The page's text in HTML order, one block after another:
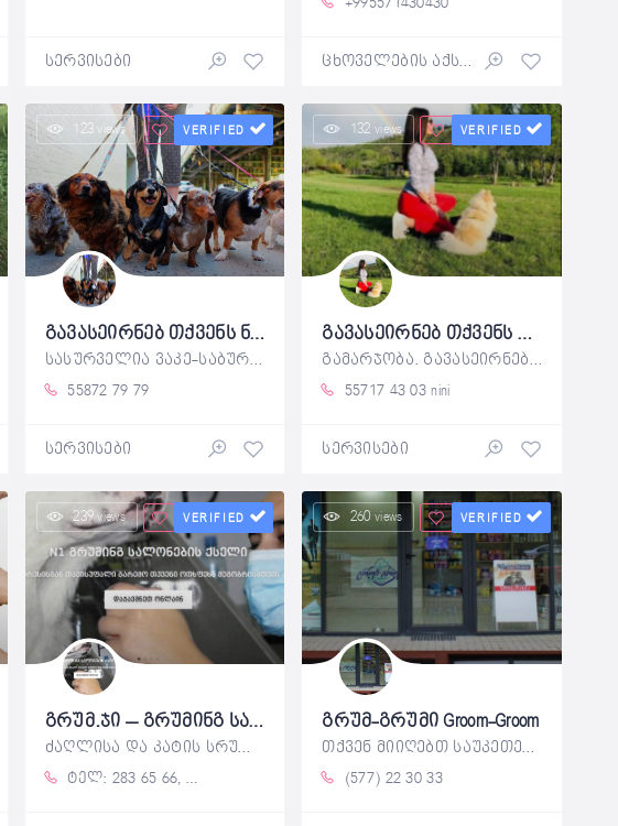
სერვისები ცხოველების აქსესუარები ზოომაღაზიები საკვები
123 views VERIFIED
გავასეირნებ თქვენს ნებისმერ შინაურ ცხოველს
სასურველია ვაკე-საბურთალოს მასშტაბით,
55872 79 79
სერვისები
132 views VERIFIED
გავასეირნებ თქვენს ოთხფეხა მეგობრებს.
გამარჯობა. გავასეირნებ შინაურ
55717 43 03 nini
სერვისები
239 views VERIFIED
გრუმ.ჯი – გრუმინგ სალონი
ძაღლისა და კატის სრული გრუმინგი – შეჭრა
ტელ: 283 65 66, (596) 566 566
260 views VERIFIED
გრუმ-გრუმი Groom-Groom
თქვენ მიიღებთ საუკეთესო გრუმინგს,
(577) 22 30 33